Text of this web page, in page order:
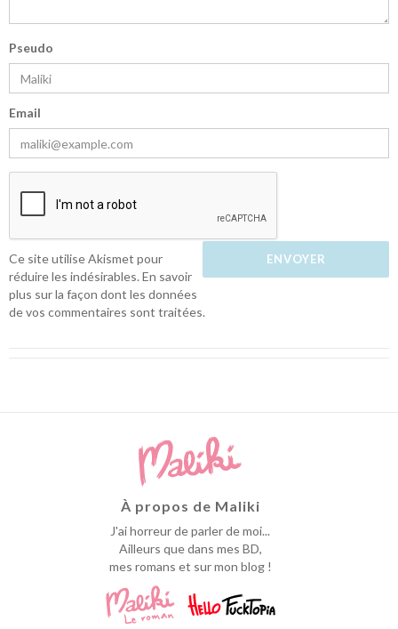
Pseudo
Email
Ce site utilise Akismet pour
réduire les indésirables.En savoir
plus sur la façon dont les données
de vos commentaires sont traitées.
À propos de Maliki
J'ai horreur de parler de moi...
Ailleurs que dans mes BD,
mes romans et sur mon blog !